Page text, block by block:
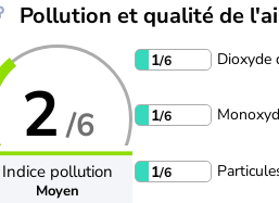
Pollution et qualité de
2 /6
Indice pollution
Moyen
1/6 Dioxyde
1/6
1/6